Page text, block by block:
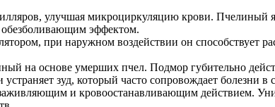
улучшая микроциркуляцию крови.
обезболивающим эффектом.
при наружном воздействии он способствует
на основе умерших пчел. Подмор губительно
зуд, который часто сопровождает болезни в
и кровоостанавливающим действием.